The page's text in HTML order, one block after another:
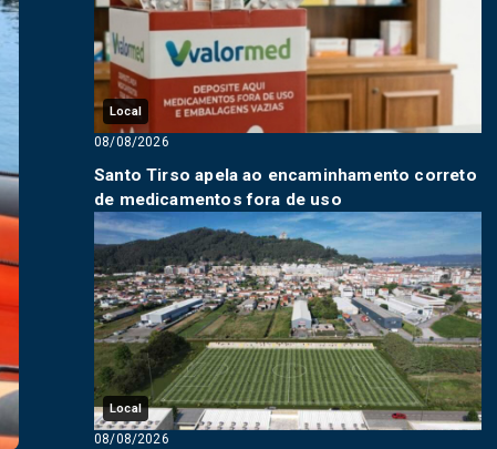
Local
08/08/2026
Santo Tirso apela ao encaminhamento correto
de medicamentos fora de uso
Local
08/08/2026